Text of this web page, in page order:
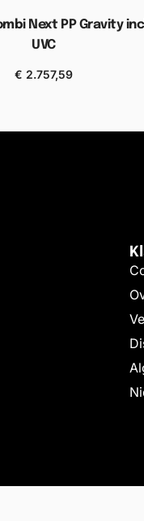
Next PP Gravity
UVC
€ 2.757,59